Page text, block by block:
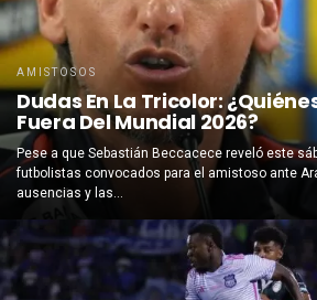
AMISTOSOS
Dudas En La Tricolor:
Fuera Del Mundial 2026?
Pese a que Sebastián Beccacece reveló este
futbolistas convocados para el amistoso ante
ausencias y las...